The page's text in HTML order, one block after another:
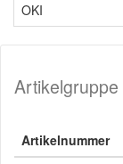
OKI
Artikelgruppe
Artikelnummer